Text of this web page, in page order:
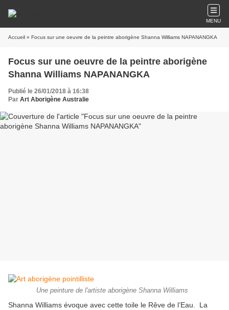
MENU
Accueil » Focus sur une oeuvre de la peintre aborigène Shanna Williams NAPANANGKA
Focus sur une oeuvre de la peintre aborigène
Shanna Williams NAPANANGKA
Publié le 26/01/2018 à 16:38
Par Art Aborigène Australie
Une peinture de l'artiste aborigène Shanna Williams
Shanna Williams évoque avec cette toile le Rêve de l’Eau. La